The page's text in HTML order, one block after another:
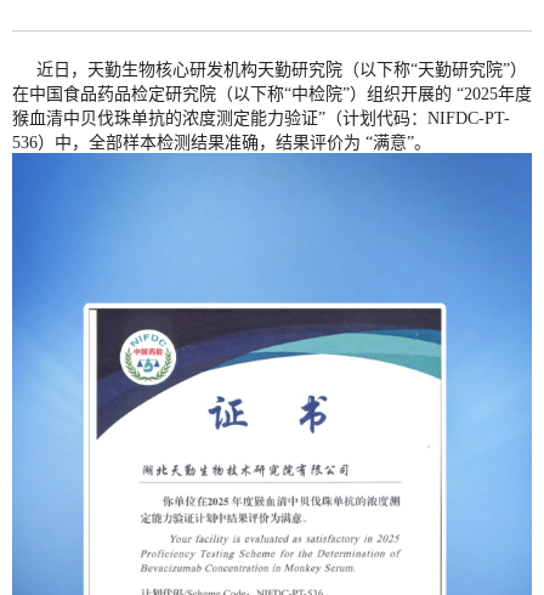
近日，天勤生物核心研发机构天勤研究院（以下称“天勤研究院”）
在中国食品药品检定研究院（以下称“中检院”）组织开展的 “2025年度
猴血清中贝伐珠单抗的浓度测定能力验证”（计划代码：NIFDC-PT-
536）中，全部样本检测结果准确，结果评价为 “满意”。